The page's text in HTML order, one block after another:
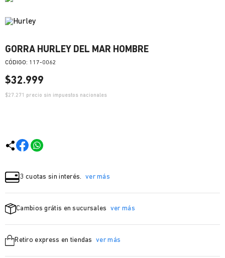
GORRA HURLEY DEL MAR HOMBRE
: 117-0062
$32.999
$27.271 precio sin impuestos nacionales
3 cuotas sin interés. ver más
Cambios grátis en sucursales ver más
Retiro express en tiendas ver más